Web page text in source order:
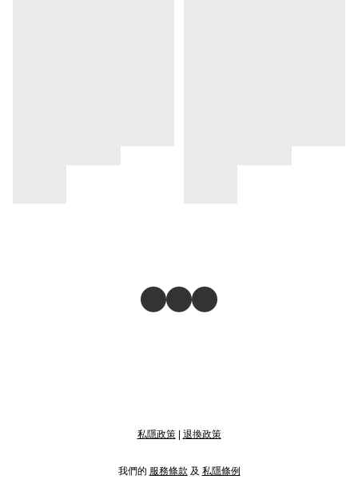
私隱政策| 退換政策
我們的 服務條款 及 私隱條例